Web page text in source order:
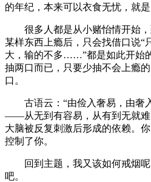
的年纪，本来可以衣食无忧，就
很多人都是从小赌怡情开始
某样东西上瘾后，只会找借口说“
大，输的不多……”都是如此开始
抽两口而已，只要少抽不会上瘾
口。
古语云：“由俭入奢易，由奢
——从无到有容易，从有到无就难
大脑被反复刺激后形成的依赖。
控制了你。
回到主题，我又该如何戒烟
吧。